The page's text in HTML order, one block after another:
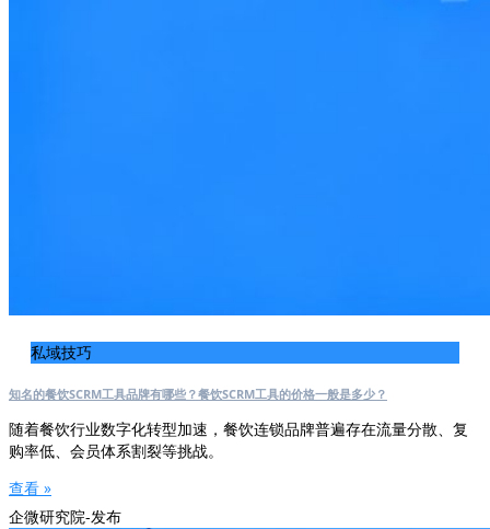
私域技巧
知名的餐饮SCRM工具品牌有哪些？餐饮SCRM工具的价格一般是多少？
随着餐饮行业数字化转型加速，餐饮连锁品牌普遍存在流量分散、复
购率低、会员体系割裂等挑战。
查看 »
企微研究院-发布